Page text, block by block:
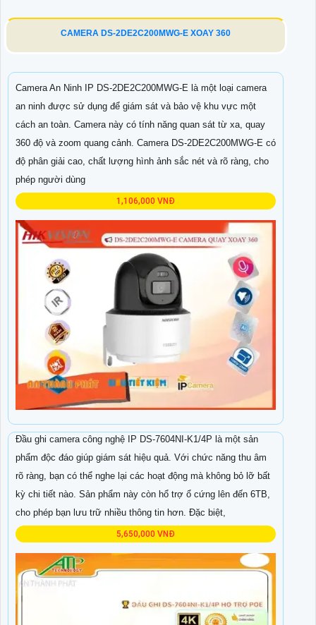
CAMERA DS-2DE2C200MWG-E XOAY 360
1,106,000 VNĐ
Camera An Ninh IP DS-2DE2C200MWG-E là một loại camera
an ninh được sử dụng để giám sát và bảo vệ khu vực một
cách an toàn. Camera này có tính năng quan sát từ xa, quay
360 độ và zoom quang cảnh. Camera DS-2DE2C200MWG-E có
độ phân giải cao, chất lượng hình ảnh sắc nét và rõ ràng, cho
phép người dùng
5,650,000 VNĐ
Đầu ghi camera công nghệ IP DS-7604NI-K1/4P là một sản
phẩm độc đáo giúp giám sát hiệu quả. Với chức năng thu âm
rõ ràng, bạn có thể nghe lại các hoạt động mà không bỏ lỡ bất
kỳ chi tiết nào. Sản phẩm này còn hổ trợ ổ cứng lên đến 6TB,
cho phép bạn lưu trữ nhiều thông tin hơn. Đặc biệt,